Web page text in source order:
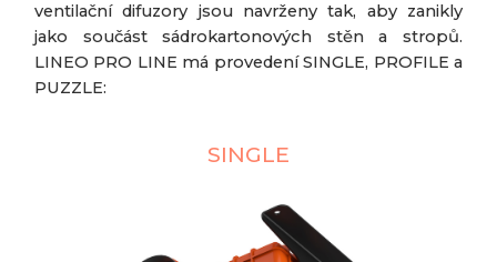
ventilační difuzory jsou navrženy tak, aby zanikly
jako součást sádrokartonových stěn a stropů.
LINEO PRO LINE má provedení SINGLE, PROFILE a
PUZZLE:
SINGLE